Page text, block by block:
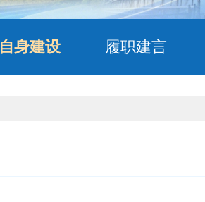
自身建设 履职建言